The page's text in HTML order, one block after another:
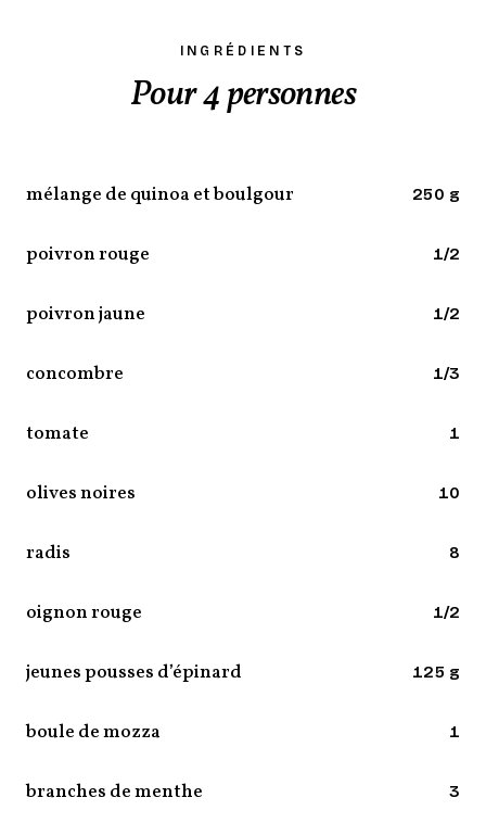
INGRÉDIENTS
Pour 4 personnes
mélange de quinoa et boulgour 250 g
poivron rouge 1/2
poivron jaune 1/2
concombre 1/3
tomate 1
olives noires 10
radis 8
oignon rouge 1/2
jeunes pousses d’épinard 125 g
boule de mozza 1
branches de menthe 3